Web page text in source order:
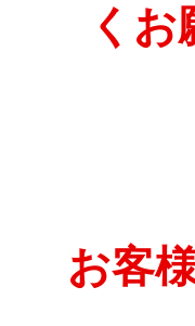
くお
お客